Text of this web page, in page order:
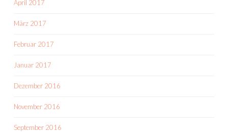
April 2017
März 2017
Februar 2017
Januar 2017
Dezember 2016
November 2016
September 2016